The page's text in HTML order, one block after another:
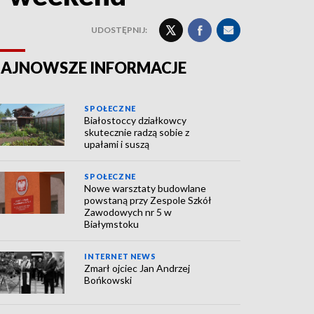
UDOSTĘPNIJ:
INFORMACJE
SPOŁECZNE
Białostoccy działkowcy
skutecznie radzą sobie z
upałami i suszą
SPOŁECZNE
Nowe warsztaty budowlane
powstaną przy Zespole Szkół
Zawodowych nr 5 w
Białymstoku
INTERNET NEWS
Zmarł ojciec Jan Andrzej
Bońkowski